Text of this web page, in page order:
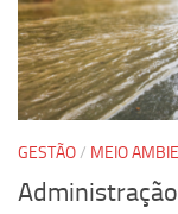
GESTÃO/ MEIO